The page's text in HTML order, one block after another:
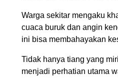
Warga sekitar mengaku
cuaca buruk dan angin
ini bisa membahayakan
Tidak hanya tiang yang
menjadi perhatian utama